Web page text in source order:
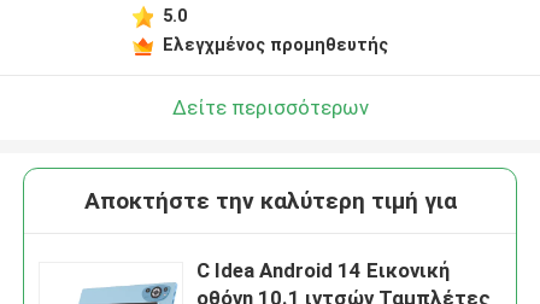
5.0
Ελεγχμένος προμηθευτής
Δείτε περισσότερων
Αποκτήστε την καλύτερη τιμή για
C Idea Android 14 Εικονική
οθόνη 10.1 ιντσών Ταμπλέτες